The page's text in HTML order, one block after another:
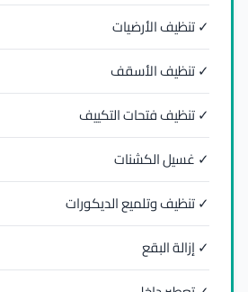
✓ تنظيف الأرضيات
✓ تنظيف الأسقف
✓ تنظيف فتحات التكييف
✓ غسيل الكشنات
✓ تنظيف وتلميع الديكورات
✓ إزالة البقع